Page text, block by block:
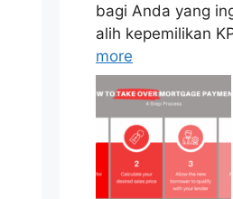
bagi Anda yang
alih kepemilikan
more